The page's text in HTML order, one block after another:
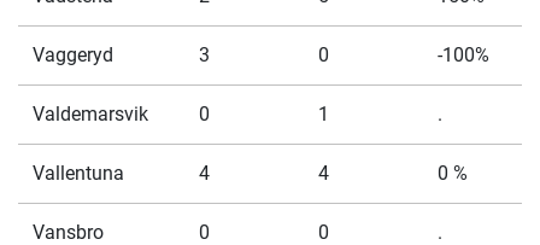
Vaggeryd 3 0 -100%
Valdemarsvik 0 1 .
Vallentuna 4 4 0 %
Vansbro 0 0 .